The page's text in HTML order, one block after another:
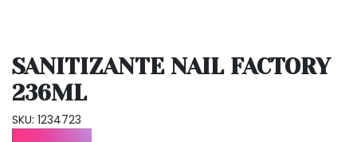
SANITIZANTE NAIL FACTORY
236ML
SKU: 1234723